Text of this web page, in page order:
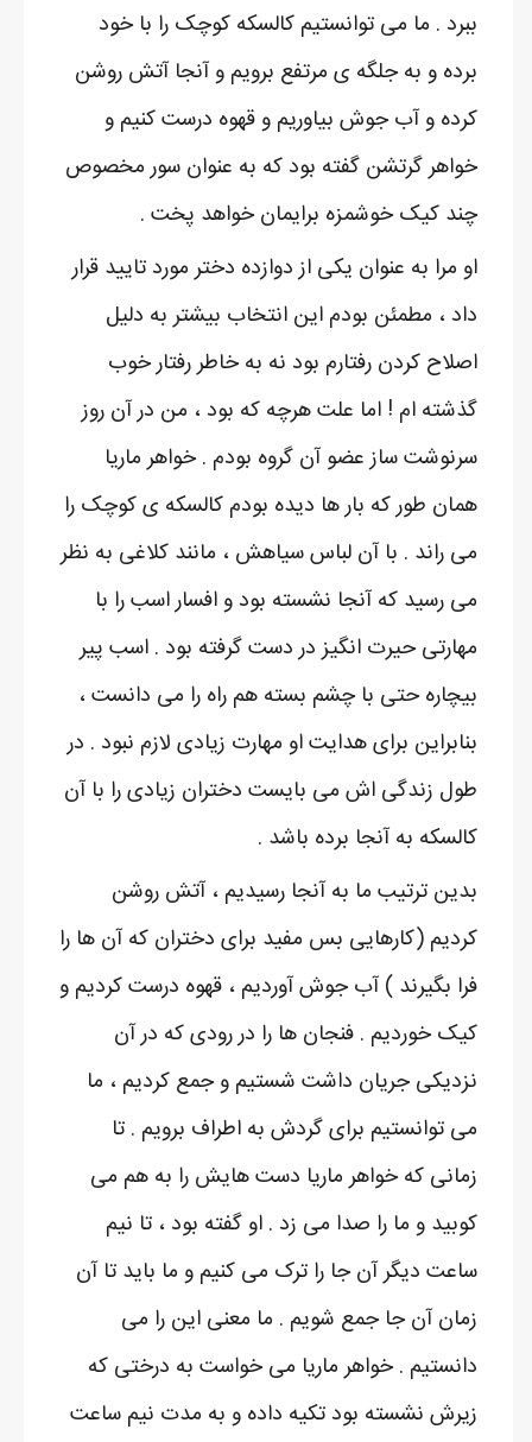
ببرد . ما می توانستیم کالسکه کوچک را با خود
برده و به جلگه ی مرتفع برویم و آنجا آتش روشن
کرده و آب جوش بیاوریم و قهوه درست کنیم و
خواهر گرتشن گفته بود که به عنوان سور مخصوص
چند کیک خوشمزه برایمان خواهد پخت .
او مرا به عنوان یکی از دوازده دختر مورد تایید قرار
داد ، مطمئن بودم این انتخاب بیشتر به دلیل
اصلاح کردن رفتارم بود نه به خاطر رفتار خوب
گذشته ام ! اما علت هرچه که بود ، من در آن روز
سرنوشت ساز عضو آن گروه بودم . خواهر ماریا
همان طور که بار ها دیده بودم کالسکه ی کوچک را
می راند . با آن لباس سیاهش ، مانند کلاغی به نظر
می رسید که آنجا نشسته بود و افسار اسب را با
مهارتی حیرت انگیز در دست گرفته بود . اسب پیر
بیچاره حتی با چشم بسته هم راه را می دانست ،
بنابراین برای هدایت او مهارت زیادی لازم نبود . در
طول زندگی اش می بایست دختران زیادی را با آن
کالسکه به آنجا برده باشد .
بدین ترتیب ما به آنجا رسیدیم ، آتش روشن
کردیم (کارهایی بس مفید برای دختران که آن ها را
فرا بگیرند ) آب جوش آوردیم ، قهوه درست کردیم و
کیک خوردیم . فنجان ها را در رودی که در آن
نزدیکی جریان داشت شستیم و جمع کردیم ، ما
می توانستیم برای گردش به اطراف برویم . تا
زمانی که خواهر ماریا دست هایش را به هم می
کوبید و ما را صدا می زد . او گفته بود ، تا نیم
ساعت دیگر آن جا را ترک می کنیم و ما باید تا آن
زمان آن جا جمع شویم . ما معنی این را می
دانستیم . خواهر ماریا می خواست به درختی که
زیرش نشسته بود تکیه داده و به مدت نیم ساعت